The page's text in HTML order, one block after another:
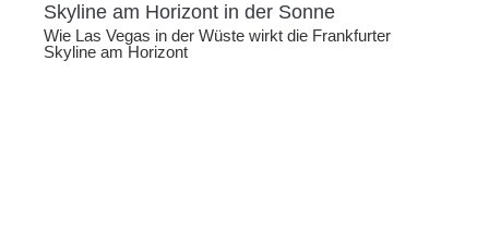
Wie Las Vegas in der Wüste wirkt die Frankfurter
Skyline am Horizont